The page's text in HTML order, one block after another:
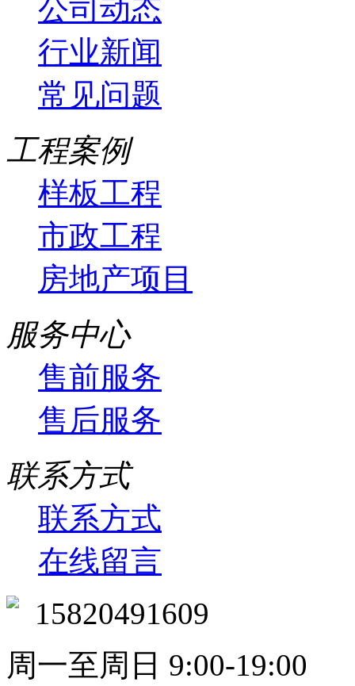
公司动态
行业新闻
常见问题
工程案例
样板工程
市政工程
房地产项目
服务中心
售前服务
售后服务
联系方式
联系方式
在线留言
15820491609
周一至周日 9:00-19:00